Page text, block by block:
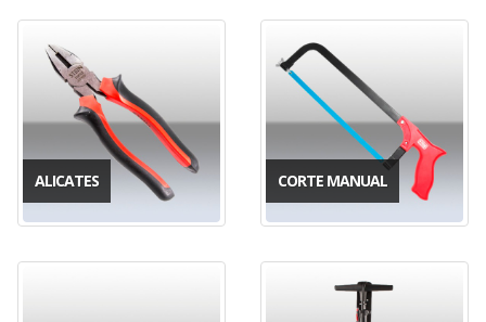
ALICATES CORTE MANUAL